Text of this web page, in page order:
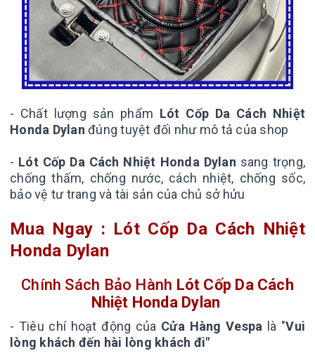
- Chất lượng sản phẩm Lót Cốp Da Cách Nhiệt
Honda Dylan đúng tuyệt đối như mô tả của shop
- Lót Cốp Da Cách Nhiệt Honda Dylan sang trọng,
chống thấm, chống nước, cách nhiệt, chống sốc,
bảo vệ tư trang và tài sản của chủ sở hửu
Mua Ngay : Lót Cốp Da Cách Nhiệt
Honda Dylan
Chính Sách Bảo Hành Lót Cốp Da Cách
Nhiệt Honda Dylan
- Tiêu chí hoạt động của Cửa Hàng Vespa là "Vui
lòng khách đến hài lòng khách đi"